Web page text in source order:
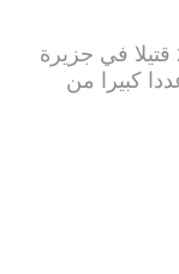
فيضانات وانزلاقات للتربة تسفر عن 24 قتيلا في جزيرة
كبيرا من